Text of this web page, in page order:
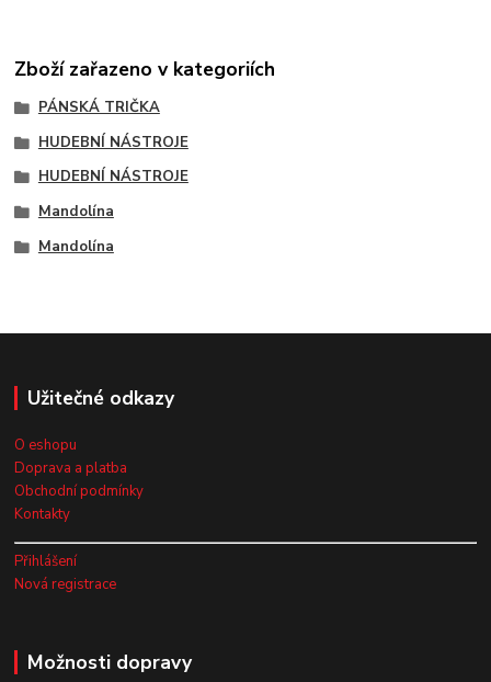
Zboží zařazeno v kategoriích
PÁNSKÁ TRIČKA
HUDEBNÍ NÁSTROJE
HUDEBNÍ NÁSTROJE
Mandolína
Mandolína
Užitečné odkazy
O eshopu
Doprava a platba
Obchodní podmínky
Kontakty
Přihlášení
Nová registrace
Možnosti dopravy